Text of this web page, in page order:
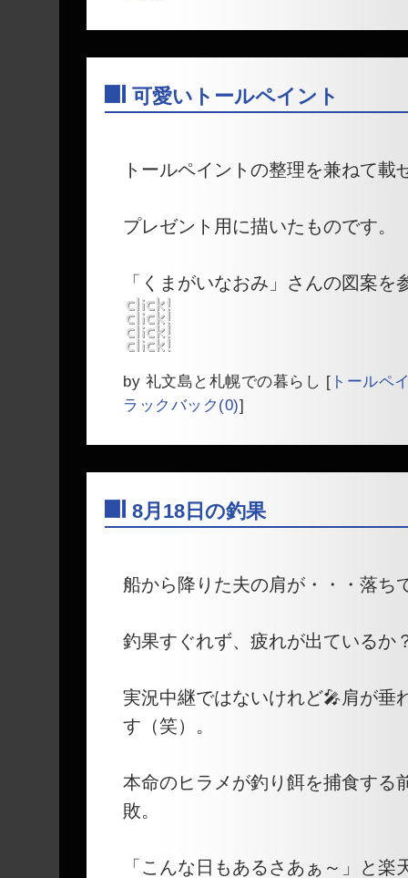
可愛いトールペイント
トールペイントの整理を兼ねて載
プレゼント用に描いたものです。
「くまがいなおみ」さんの図案を
by 礼文島と札幌での暮らし [ トールペ
ラックバック(0)]
8月18日の釣果
船から降りた夫の肩が・・・落ち
釣果すぐれず、疲れが出ているか
実況中継ではないけれど🎤肩が垂
す（笑）。
本命のヒラメが釣り餌を捕食する
敗。
「こんな日もあるさあぁ～」と楽